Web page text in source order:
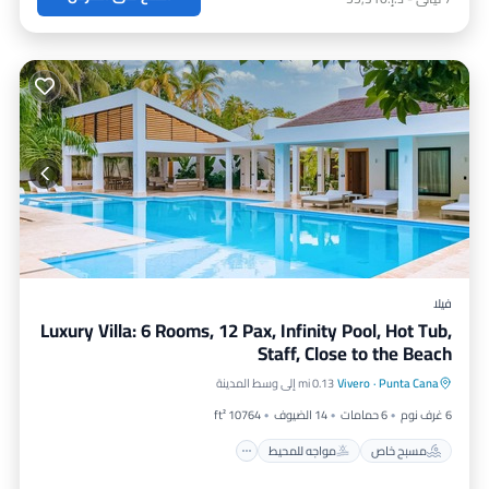
فيلا
Luxury Villa: 6 Rooms, 12 Pax, Infinity Pool, Hot Tub,
Staff, Close to the Beach
Punta Cana
·
Vivero0.13 mi إلى وسط المدينة
6 غرف نوم
6 حمامات 14 الضيوف
10764 ft²
مسبح خاص
مواجه للمحيط
مسبح خاص
مواجه للمحيط
حوض استحمام ساخن
إفطار